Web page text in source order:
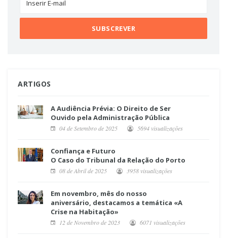
ARTIGOS
A Audiência Prévia: O Direito de Ser
Ouvido pela Administração Pública
04 de Setembro de 2025 5694 visualizações
Confiança e Futuro
O Caso do Tribunal da Relação do Porto
08 de Abril de 2025 3958 visualizações
Em novembro, mês do nosso
aniversário, destacamos a temática «A
Crise na Habitação»
12 de Novembro de 2023 6071 visualizações